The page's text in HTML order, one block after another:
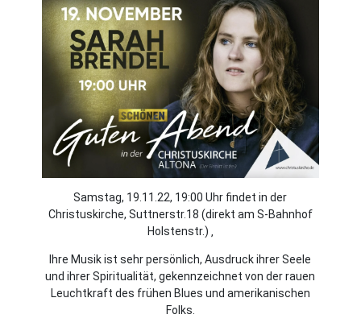
Samstag, 19.11.22, 19:00 Uhr findet in der
Christuskirche, Suttnerstr.18 (direkt am S-Bahnhof
Holstenstr.) ‚
Ihre Musik ist sehr persönlich, Ausdruck ihrer Seele
und ihrer Spiritualität, gekennzeichnet von der rauen
Leuchtkraft des frühen Blues und amerikanischen
Folks.